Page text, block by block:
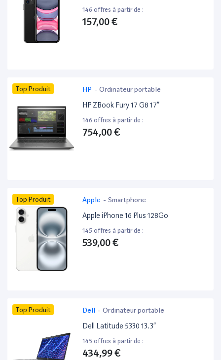
146 offres à partir de :
157,00 €
Top Produit HP - Ordinateur portable
HP ZBook Fury 17 G8 17”
146 offres à partir de :
754,00 €
Top Produit Apple - Smartphone
Apple iPhone 16 Plus 128Go
145 offres à partir de :
539,00 €
Top Produit Dell - Ordinateur portable
Dell Latitude 5330 13.3”
145 offres à partir de :
434,99 €